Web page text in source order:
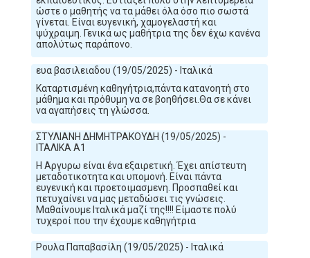
ώστε ο μαθητής να τα μάθει όλα όσο πιο σωστά
γίνεται. Είναι ευγενική, χαμογελαστή και
ψύχραιμη. Γενικά ως μαθήτρια της δεν έχω κανένα
απολύτως παράπονο.
ευα βασιλειαδου (19/05/2025) - Ιταλικά
Καταρτισμένη καθηγήτρια,πάντα κατανοητή στο
μάθημα και πρόθυμη να σε βοηθήσει.Θα σε κάνει
να αγαπήσεις τη γλώσσα.
ΣΤΥΛΙΑΝΗ ΔΗΜΗΤΡΑΚΟΥΔΗ (19/05/2025) -
ΙΤΑΛΙΚΑ Α1
Η Αργυρω είναι ένα εξαιρετική. Έχει απίστευτη
μεταδοτικοτητα και υπομονή. Είναι πάντα
ευγενική και προετοιμασμενη. Προσπαθεί και
πετυχαίνει να μας μεταδώσει τις γνώσεις.
Μαθαίνουμε Ιταλικά μαζί της!!!! Είμαστε πολύ
τυχεροί που την έχουμε καθηγήτρια
Ρουλα Παπαβασίλη (19/05/2025) - Ιταλικά